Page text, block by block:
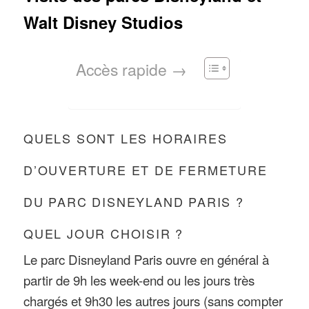
Walt Disney Studios
Accès rapide →
QUELS SONT LES HORAIRES
D’OUVERTURE ET DE FERMETURE
DU PARC DISNEYLAND PARIS ?
QUEL JOUR CHOISIR ?
Le parc Disneyland Paris ouvre en général à
partir de 9h les week-end ou les jours très
chargés et 9h30 les autres jours (sans compter